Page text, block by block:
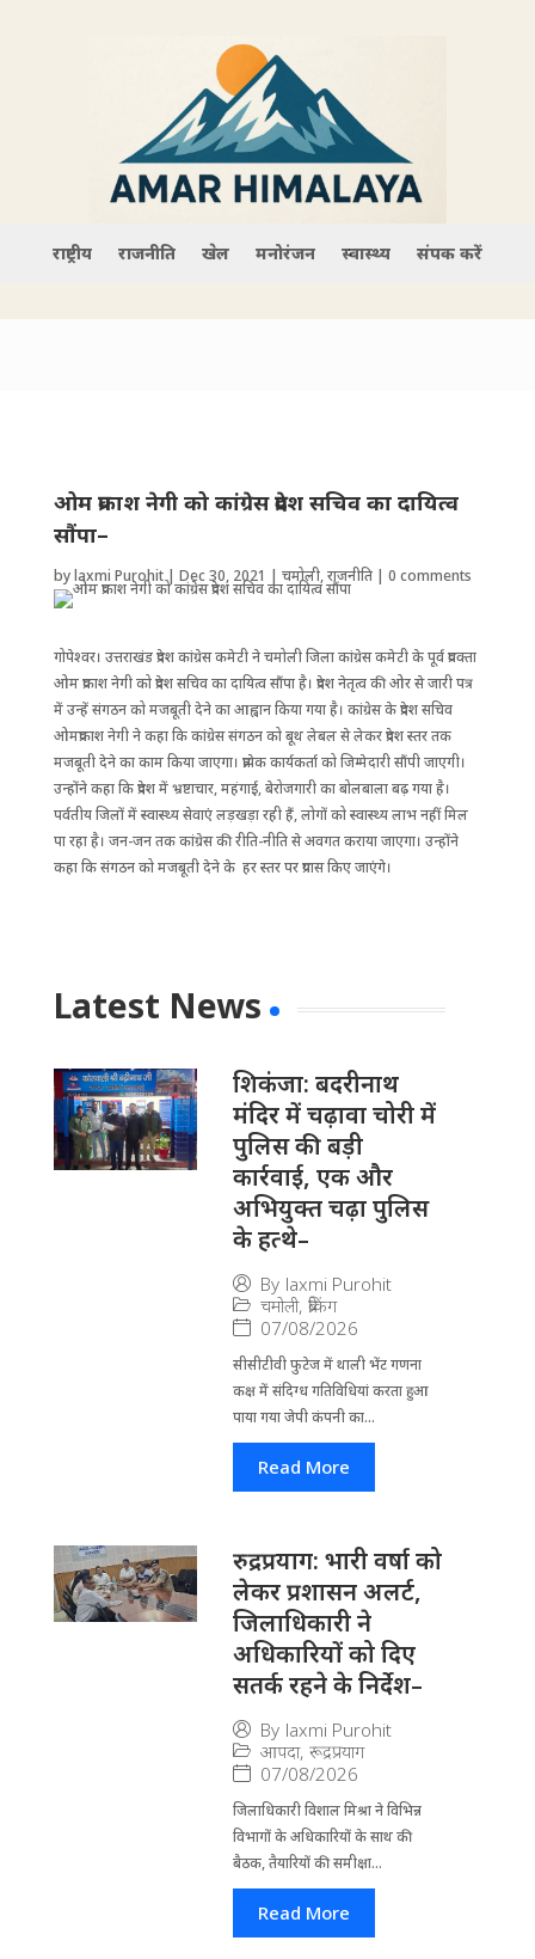
राष्ट्रीय राजनीति खेल मनोरंजन स्वास्थ्य संपर्क करें
ओम प्रकाश नेगी को कांग्रेस प्रदेश सचिव का दायित्व
सौंपा–
bylaxmi Purohit| Dec 30, 2021 | चमोली,राजनीति| 0 comments
गोपेश्वर। उत्तराखंड प्रदेश कांग्रेस कमेटी ने चमोली जिला कांग्रेस कमेटी के पूर्व प्रवक्ता
ओम प्रकाश नेगी को प्रदेश सचिव का दायित्व सौंपा है। प्रदेश नेतृत्व की ओर से जारी पत्र
में उन्हें संगठन को मजबूती देने का आह्वान किया गया है। कांग्रेस के प्रदेश सचिव
ओमप्रकाश नेगी ने कहा कि कांग्रेस संगठन को बूथ लेबल से लेकर प्रदेश स्तर तक
मजबूती देने का काम किया जाएगा। प्रत्येक कार्यकर्ता को जिम्मेदारी सौंपी जाएगी।
उन्होंने कहा कि प्रदेश में भ्रष्टाचार, महंगाई, बेरोजगारी का बोलबाला बढ़ गया है।
पर्वतीय जिलों में स्वास्थ्य सेवाएं लड़खड़ा रही हैं, लोगों को स्वास्थ्य लाभ नहीं मिल
पा रहा है। जन-जन तक कांग्रेस की रीति-नीति से अवगत कराया जाएगा। उन्होंने
कहा कि संगठन को मजबूती देने के हर स्तर पर प्रयास किए जाएंगे।
Latest News
​शिकंजा: बदरीनाथ
मंदिर में चढ़ावा चोरी में
पुलिस की बड़ी
कार्रवाई, एक और
अभियुक्त चढ़ा पुलिस
के हत्थे–
By laxmi Purohit
चमोली, ब्रेकिंग
07/08/2026
सीसीटीवी फुटेज में थाली भेंट गणना
कक्ष में संदिग्ध गतिविधियां करता हुआ
पाया गया जेपी कंपनी का...
Read More
रुद्रप्रयाग: भारी वर्षा को
लेकर प्रशासन अलर्ट,
जिलाधिकारी ने
अधिकारियों को दिए
सतर्क रहने के निर्देश–
By laxmi Purohit
आपदा, रूद्रप्रयाग
07/08/2026
जिला​धिकारी विशाल मिश्रा ने वि​भिन्न
विभागों के अ​धिकारियों के साथ की
बैठक, तैयारियों की समीक्षा...
Read More